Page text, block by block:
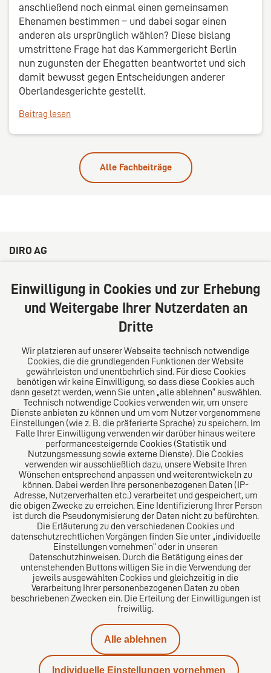
anschließend noch einmal einen gemeinsamen
Ehenamen bestimmen – und dabei sogar einen
anderen als ursprünglich wählen? Diese bislang
umstrittene Frage hat das Kammergericht Berlin
nun zugunsten der Ehegatten beantwortet und sich
damit bewusst gegen Entscheidungen anderer
Oberlandesgerichte gestellt.
Beitrag lesen
Alle Fachbeiträge
DIRO AG
20354 Hamburg
Deutschland
Tel: +49 (0) 40 41352231
Über uns
Das Kanzlei-Vertrauensnetzwerk. Aus Europa für die
Welt. Für den erfolgreichen Mittelstand.
Folgen Sie uns auf
Das europäische Kanzlei-Netzwerk
Datenschutz
Einwilligung in Cookies und zur Erhebung
und Weitergabe Ihrer Nutzerdaten an
Dritte
Wir platzieren auf unserer Webseite technisch notwendige
Cookies, die die grundlegenden Funktionen der Website
gewährleisten und unentbehrlich sind. Für diese Cookies
benötigen wir keine Einwilligung, so dass diese Cookies auch
dann gesetzt werden, wenn Sie unten „alle ablehnen“ auswählen.
Technisch notwendige Cookies verwenden wir, um unsere
Dienste anbieten zu können und um vom Nutzer vorgenommene
Einstellungen (wie z. B. die präferierte Sprache) zu speichern. Im
Falle Ihrer Einwilligung verwenden wir darüber hinaus weitere
performancesteigernde Cookies (Statistik und
Nutzungsmessung sowie externe Dienste). Die Cookies
verwenden wir ausschließlich dazu, unsere Website Ihren
Wünschen entsprechend anpassen und weiterentwickeln zu
können. Dabei werden Ihre personenbezogenen Daten (IP-
Adresse, Nutzerverhalten etc.) verarbeitet und gespeichert, um
die obigen Zwecke zu erreichen. Eine Identifizierung Ihrer Person
ist durch die Pseudonymisierung der Daten nicht zu befürchten.
Die Erläuterung zu den verschiedenen Cookies und
datenschutzrechtlichen Vorgängen finden Sie unter „individuelle
Einstellungen vornehmen“ oder in unseren
Datenschutzhinweisen. Durch die Betätigung eines der
untenstehenden Buttons willigen Sie in die Verwendung der
jeweils ausgewählten Cookies und gleichzeitig in die
Verarbeitung Ihrer personenbezogenen Daten zu oben
beschriebenen Zwecken ein. Die Erteilung der Einwilligungen ist
freiwillig.
Alle ablehnen
Individuelle Einstellungen vornehmen